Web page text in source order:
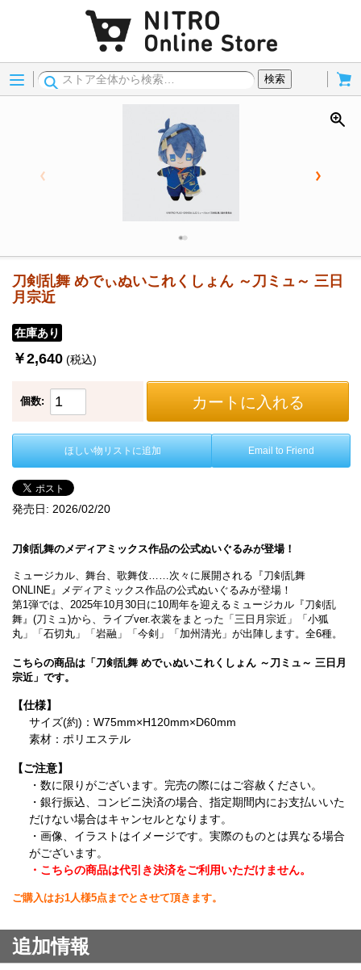
Menu
検索
刀剣乱舞 めでぃぬいこれくしょん ～刀ミュ～ 三日
月宗近
在庫あり
￥2,640 (税込)
個数: カートに入れる
ほしい物リストに追加 Email to Friend
発売日: 2026/02/20
刀剣乱舞のメディアミックス作品の公式ぬいぐるみが登場！
ミュージカル、舞台、歌舞伎……次々に展開される『刀剣乱舞
ONLINE』メディアミックス作品の公式ぬいぐるみが登場！
第1弾では、2025年10月30日に10周年を迎えるミュージカル『刀剣乱
舞』(刀ミュ)から、ライブver.衣裳をまとった「三日月宗近」「小狐
丸」「石切丸」「岩融」「今剣」「加州清光」が出陣します。全6種。
こちらの商品は「刀剣乱舞 めでぃぬいこれくしょん ～刀ミュ～ 三日月
宗近」です。
【仕様】
サイズ(約)：W75mm×H120mm×D60mm
素材：ポリエステル
【ご注意】
・数に限りがございます。完売の際にはご容赦ください。
・銀行振込、コンビニ決済の場合、指定期間内にお支払いいた
だけない場合はキャンセルとなります。
・画像、イラストはイメージです。実際のものとは異なる場合
がございます。
・こちらの商品は代引き決済をご利用いただけません。
ご購入はお1人様5点までとさせて頂きます。
追加情報